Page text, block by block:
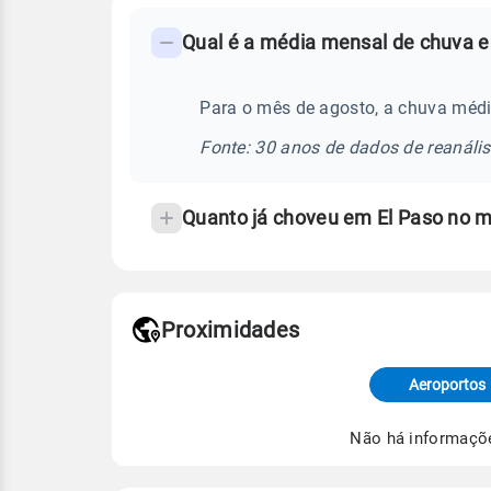
frequentes
temperatura
Qual é a média mensal de chuva
Para o mês de agosto, a chuva
Fonte: 30 anos de dados de
Quanto já choveu em El Paso no
de Tempo e Estudos Climáticos
Proximidades
Aeroportos
Não há